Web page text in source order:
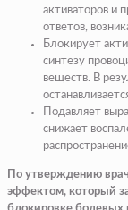
активаторов и
ответов,
Блокирует
синтезу
веществ. В
Подавляет
снижает
По утверждению
эффектом, который